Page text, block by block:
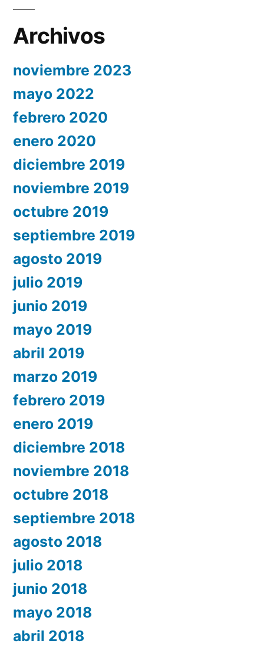
Archivos
noviembre 2023
mayo 2022
febrero 2020
enero 2020
diciembre 2019
noviembre 2019
octubre 2019
septiembre 2019
agosto 2019
julio 2019
junio 2019
mayo 2019
abril 2019
marzo 2019
febrero 2019
enero 2019
diciembre 2018
noviembre 2018
octubre 2018
septiembre 2018
agosto 2018
julio 2018
junio 2018
mayo 2018
abril 2018